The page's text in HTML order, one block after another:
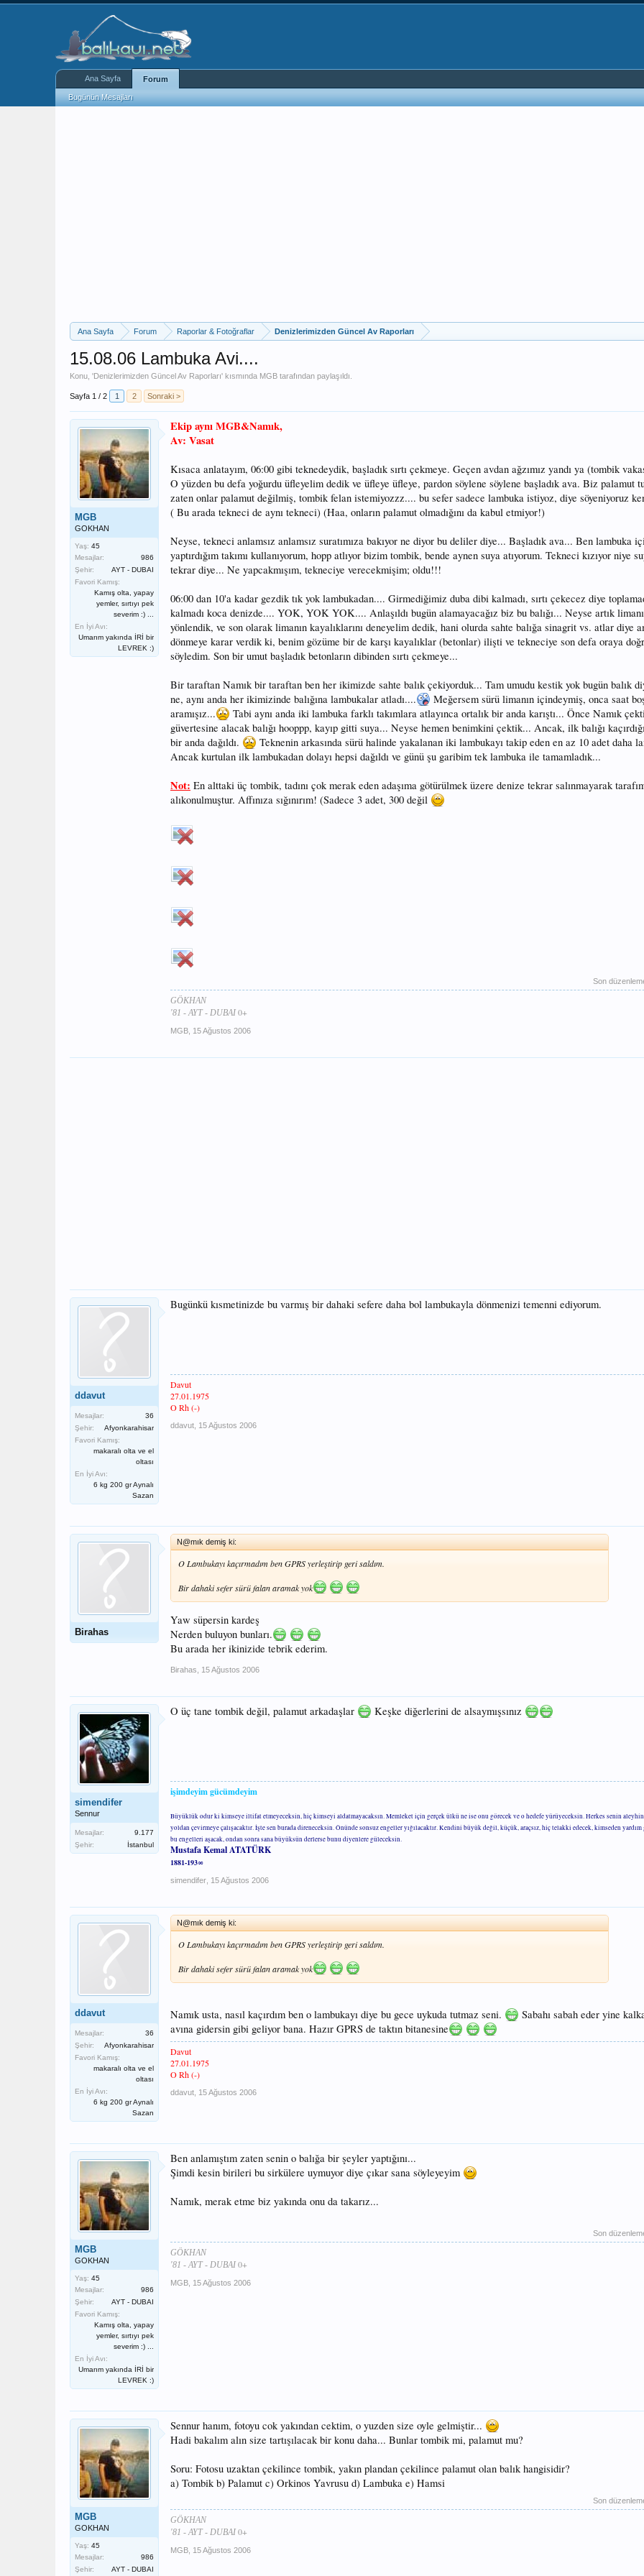
Ana Sayfa Forum Raporlar & Fotoğraflar Denizlerimizden Güncel Av Raporları
15.08.06 Lambuka Avi....
Konu, 'Denizlerimizden Güncel Av Raporları' kısmında MGB tarafından paylaşıldı.
Sayfa 1 / 2 1 2 Sonraki >
MGB
GOKHAN
Yaş: 45
Mesajlar:
986
Şehir:
AYT - DUBAI
Favori Kamış:
Kamış olta, yapay
yemler, sırtıyı pek
severim :) ...
En İyi Avı:
Umarım yakında İRİ bir
LEVREK :)
Ekip aynı MGB&Namık,
Av: Vasat
Kısaca anlatayım, 06:00 gibi teknedeydik, başladık sırtı çekmeye. Geçen avdan ağzımız yandı ya (tombik
O yüzden bu defa yoğurdu üfleyelim dedik ve üfleye üfleye, pardon söylene söylene başladık ava. Biz palamut
zaten onlar palamut değilmiş, tombik felan istemiyozzz.... bu sefer sadece lambuka istiyoz, diye söyeniyoruz
( Bu arada tekneci de aynı tekneci) (Haa, onların palamut olmadığını da kabul etmiyor!)
Neyse, tekneci anlamsız anlamsız suratımıza bakıyor ne diyor bu deliler diye... Başladık ava... Ben lambuka
yaptırdığım takımı kullanıyorum, hopp atlıyor bizim tombik, bende aynen suya atıyorum. Tekneci kızıyor niye
tekrar diye... Ne yapcakmışım, tekneciye verecekmişim; oldu!!!
06:00 dan 10'a kadar gezdik tık yok lambukadan.... Girmediğimiz duba dibi kalmadı, sırtı çekecez diye
kalmadı koca denizde.... YOK, YOK YOK.... Anlaşıldı bugün alamayacağız biz bu balığı... Neyse artık
yönlendik, ve son olarak limanın kayalıklarını deneyelim dedik, hani olurda sahte balığa sinagrit vs. atlar diye
dönmeye karar verdik ki, benim gözüme bir de karşı kayalıklar (betonlar) ilişti ve tekneciye son defa oraya
söyledim. Son bir umut başladık betonların dibinden sırtı çekmeye...
Bir taraftan Namık bir taraftan ben her ikimizde sahte balık çekiyorduk... Tam umudu kestik yok bugün balık
ne, aynı anda her ikimizinde balığına lambukalar atladı....
Meğersem sürü limanın içindeymiş, onca saat
aramışız...
Tabi aynı anda iki lambuka farklı takımlara atlayınca ortalık bir anda karıştı... Önce Namık
güvertesine alacak balığı hooppp, kayıp gitti suya... Neyse hemen benimkini çektik... Ancak, ilk balığı
bir anda dağıldı.
Teknenin arkasında sürü halinde yakalanan iki lambukayı takip eden en az 10 adet daha
Ancak kurtulan ilk lambukadan dolayı hepsi dağıldı ve günü şu garibim tek lambuka ile tamamladık...
Not: En alttaki üç tombik, tadını çok merak eden adaşıma götürülmek üzere denize tekrar salınmayarak
alıkonulmuştur. Affınıza sığınırım! (Sadece 3 adet, 300 değil
Son
GÖKHAN
'81 - AYT - DUBAI 0+
MGB 15 Ağustos 2006
ddavut
Mesajlar:
36
Şehir:
Afyonkarahisar
Favori Kamış:
makaralı olta ve el
oltası
En İyi Avı:
6 kg 200 gr Aynalı
Sazan
Bugünkü kısmetinizde bu varmış bir dahaki sefere daha bol lambukayla dönmenizi temenni ediyorum.
Davut
27.01.1975
O Rh (-)
ddavut 15 Ağustos 2006
Birahas
N@mık demiş ki:
O Lambukayı kaçırmadım ben GPRS yerleştirip geri saldım.
Bir dahaki sefer sürü falan aramak yok
Yaw süpersin kardeş
Nerden buluyon bunları.
Bu arada her ikinizide tebrik ederim.
Birahas 15 Ağustos 2006
simendifer
Sennur
Mesajlar:
9.177
Şehir:
İstanbul
O üç tane tombik değil, palamut arkadaşlar Keşke diğerlerini de alsaymışsınız
işimdeyim gücümdeyim
Büyüklük odur ki kimseye iltifat etmeyeceksin, hiç kimseyi aldatmayacaksın. Memleket için gerçek ülkü ne ise onu görecek ve o hedefe yürüyeceksin. Herkes senin
yoldan çevirmeye çalışacaktır. İşte sen burada direneceksin. Önünde sonsuz engeller yığılacaktır. Kendini büyük değil, küçük, araçsız, hiç telakki edecek, kimseden
bu engelleri aşacak, ondan sonra sana büyüksün derlerse bunu diyenlere güleceksin.
Mustafa Kemal ATATÜRK
1881-193∞
simendifer 15 Ağustos 2006
ddavut
Mesajlar:
36
Şehir:
Afyonkarahisar
Favori Kamış:
makaralı olta ve el
oltası
En İyi Avı:
6 kg 200 gr Aynalı
Sazan
N@mık demiş ki:
O Lambukayı kaçırmadım ben GPRS yerleştirip geri saldım.
Bir dahaki sefer sürü falan aramak yok
Namık usta, nasıl kaçırdım ben o lambukayı diye bu gece uykuda tutmaz seni.
Sabahı sabah eder yine
avına gidersin gibi geliyor bana. Hazır GPRS de taktın bitanesine
Davut
27.01.1975
O Rh (-)
ddavut 15 Ağustos 2006
MGB
GOKHAN
Yaş: 45
Mesajlar:
986
Şehir:
AYT - DUBAI
Favori Kamış:
Kamış olta, yapay
yemler, sırtıyı pek
severim :) ...
En İyi Avı:
Umarım yakında İRİ bir
LEVREK :)
Ben anlamıştım zaten senin o balığa bir şeyler yaptığını...
Şimdi kesin birileri bu sirkülere uymuyor diye çıkar sana söyleyeyim
Namık, merak etme biz yakında onu da takarız...
Son
GÖKHAN
'81 - AYT - DUBAI 0+
MGB 15 Ağustos 2006
MGB
GOKHAN
Yaş: 45
Mesajlar:
986
Şehir:
AYT - DUBAI
Sennur hanım, fotoyu cok yakından cektim, o yuzden size oyle gelmiştir...
Hadi bakalım alın size tartışılacak bir konu daha... Bunlar tombik mi, palamut mu?
Soru: Fotosu uzaktan çekilince tombik, yakın plandan çekilince palamut olan balık hangisidir?
a) Tombik b) Palamut c) Orkinos Yavrusu d) Lambuka e) Hamsi
Son
GÖKHAN
'81 - AYT - DUBAI 0+
MGB 15 Ağustos 2006
Ana Sayfa Forum
Bugünün Mesajları